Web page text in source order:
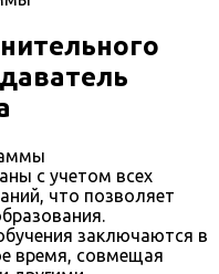
с учетом всех
что позволяет
заключаются в
время, совмещая